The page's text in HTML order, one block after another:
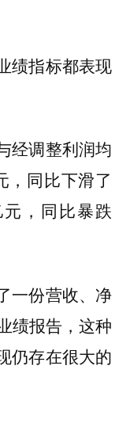
绩指标都表现
经调整利润均
，同比下滑了
，同比暴跌
一份营收、净
绩报告，这种
仍存在很大的